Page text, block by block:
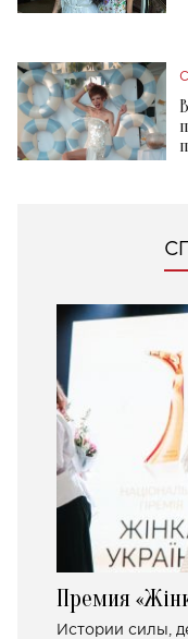
Премия
Истории силы,